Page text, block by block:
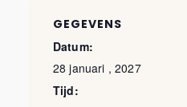
GEGEVENS
Datum:
28 januari , 2027
Tijd: